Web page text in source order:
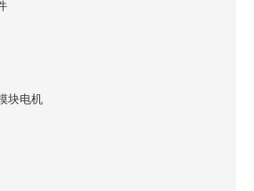
块电机